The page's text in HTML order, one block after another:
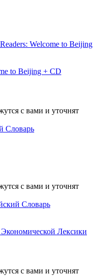
to Beijing + CD
с вами и уточнят
с вами и уточнят
Лексики
с вами и уточнят